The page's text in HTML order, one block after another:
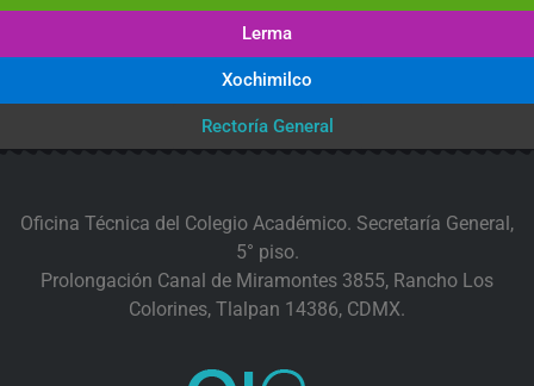
Lerma
Xochimilco
Rectoría General
Oficina Técnica del Colegio Académico. Secretaría General,
5° piso.
Prolongación Canal de Miramontes 3855, Rancho Los
Colorines, Tlalpan 14386, CDMX.